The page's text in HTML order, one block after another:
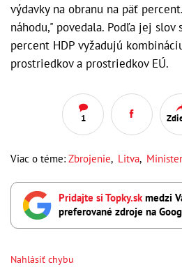
výdavky na obranu na päť
náhodu," povedala. Podľa jej slov
percent HDP vyžadujú
prostriedkov a prostriedkov EÚ.
1
Viac o téme: Zbrojenie, Litva,
Pridajte si Topky.skmedzi
preferované zdroje na
Nahlásiť chybu